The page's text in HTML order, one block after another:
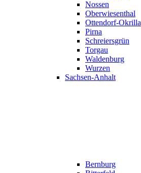
Nossen
Oberwiesenthal
Ottendorf-Okrilla
Pirna
Schreiersgrün
Torgau
Waldenburg
Wurzen
Sachsen-Anhalt
Bernburg